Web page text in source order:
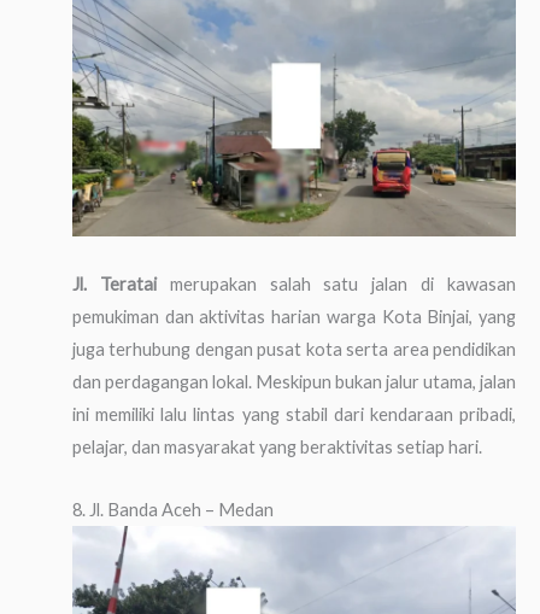
Jl. Terataimerupakan salah satu jalan di kawasan
pemukiman dan aktivitas harian warga Kota Binjai, yang
juga terhubung dengan pusat kota serta area pendidikan
dan perdagangan lokal. Meskipun bukan jalur utama, jalan
ini memiliki lalu lintas yang stabil dari kendaraan pribadi,
pelajar, dan masyarakat yang beraktivitas setiap hari.
8. Jl. Banda Aceh – Medan